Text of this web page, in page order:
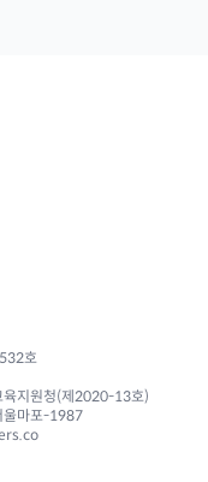
호
육지원청(제2020-13호)
울마포-1987